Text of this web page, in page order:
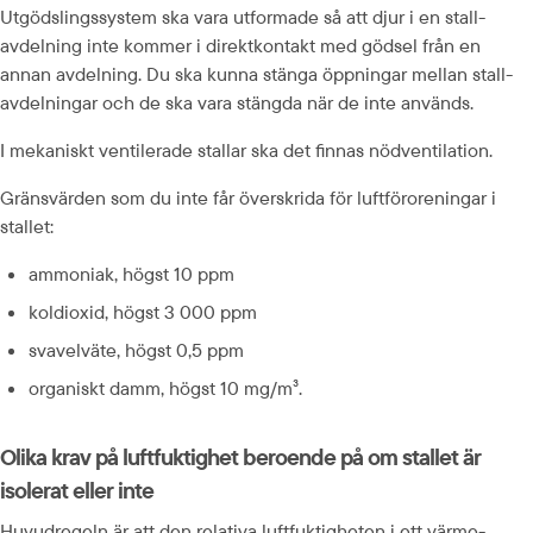
Utgödslings­system ska vara utformade så att djur i en stall­
avdelning inte kommer i direkt­kontakt med gödsel från en
annan avdelning. Du ska kunna stänga öppningar mellan stall­
avdelningar och de ska vara stängda när de inte används.
I mekaniskt ventilerade stallar ska det finnas nödventilation.
Gränsvärden som du inte får överskrida för luftföroreningar i
stallet:
ammoniak, högst 10 ppm
koldioxid, högst 3 000 ppm
svavelväte, högst 0,5 ppm
organiskt damm, högst 10 mg/m³.
Olika krav på luftfuktighet beroende på om stallet är
isolerat eller inte